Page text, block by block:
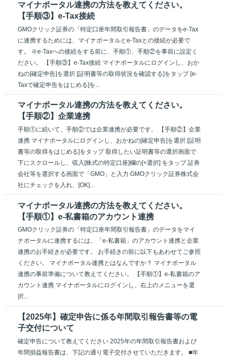
マイナポータル連携の方法を教えてください。
【手順③】e-Tax接続
GMOクリック証券の「特定口座年間取引報告書」のデータをe-Tax
に連携するためには、マイナポータルとe-Taxとの接続が必要で
す。 ※e-Taxへの接続をする前に、手順①、手順②を事前に設定く
ださい。 【手順③】e-Tax接続 マイナポータルにログインし、おか
ねの[確定申告]を選択 [証明書等の取得状況を確認する]をタップ [e-
Taxで確定申告をはじめる]を...
マイナポータル連携の方法を教えてください。
【手順②】企業連携
手順①に続いて、手順②では企業連携が必要です。 【手順②】企業
連携 マイナポータルにログインし、おかねの[確定申告]を選択 [証明
書等の取得をはじめる]をタップ 取得したい証明書等の選択画面で
下にスクロールし、収入[株式の特定口座]欄の[+選択] をタップ 証券
会社等を選択する画面で「GMO」と入力 GMOクリック証券株式会
社にチェックを入れ、[OK]...
マイナポータル連携の方法を教えてください。
【手順①】e-私書箱のアカウント連携
GMOクリック証券の「特定口座年間取引報告書」のデータをマイ
ナポータルに連携するには、「e-私書箱」のアカウント連携と企業
連携のお手続きが必要です。 お手続きの前に以下もあわせてご参照
ください。 マイナポータル連携とはなんですか？ マイナポータル
連携の事前準備について教えてください。 【手順①】e-私書箱のア
カウント連携 マイナポータルにログインし、右上のメニューを選
択...
【2025年】確定申告に係る年間取引報告書等の電
子交付について
確定申告について教えてください 2025年の年間取引報告書および
年間損益報告書は、下記の通り電子交付させていただきます。 ■年